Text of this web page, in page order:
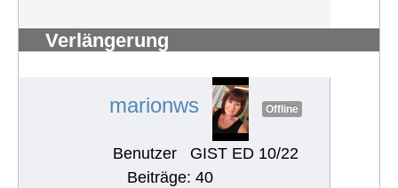
Verlängerung
marionws Offline
Benutzer
GIST ED 10/22
Beiträge: 40